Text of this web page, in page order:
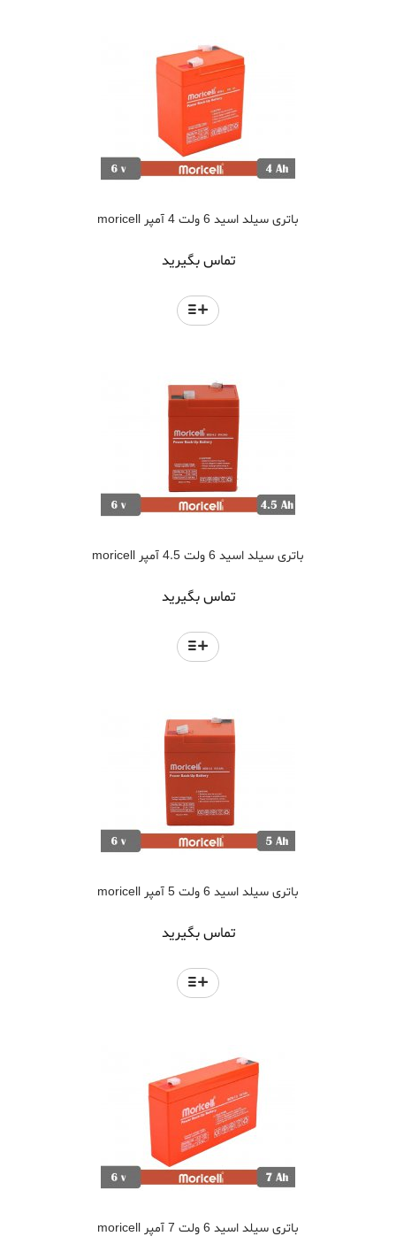
باتری سیلد اسید 6 ولت 4 آمپر moricell
تماس بگیرید
باتری سیلد اسید 6 ولت 4.5 آمپر moricell
تماس بگیرید
باتری سیلد اسید 6 ولت 5 آمپر moricell
تماس بگیرید
باتری سیلد اسید 6 ولت 7 آمپر moricell